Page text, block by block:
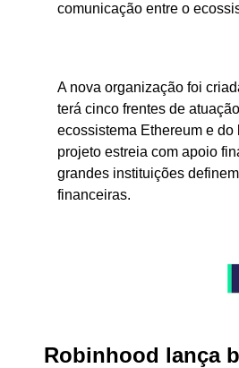
comunicação entre o
A nova organização foi
terá cinco frentes de
ecossistema Ethereum e do
projeto estreia com apoio
grandes instituições
financeiras.
Robinhood lança